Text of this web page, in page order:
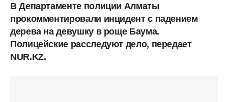
В Департаменте полиции Алматы
прокомментировали инцидент с падением
дерева на девушку в роще Баума.
Полицейские расследуют дело, передает
NUR.KZ.